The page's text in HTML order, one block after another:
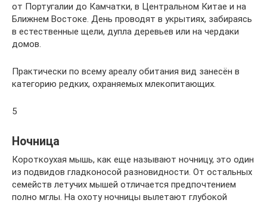
от Португалии до Камчатки, в Центральном Китае и на
Ближнем Востоке. День проводят в укрытиях, забираясь
в естественные щели, дупла деревьев или на чердаки
домов.
Практически по всему ареалу обитания вид занесён в
категорию редких, охраняемых млекопитающих.
5
Ночница
Короткоухая мышь, как еще называют ночницу, это один
из подвидов гладконосой разновидности. От остальных
семейств летучих мышей отличается предпочтением
полно мглы. На охоту ночницы вылетают глубокой